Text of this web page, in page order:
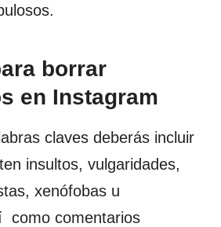
borrar
en Instagram
claves deberás incluir
insultos, vulgaridades,
xenófobas u
como comentarios